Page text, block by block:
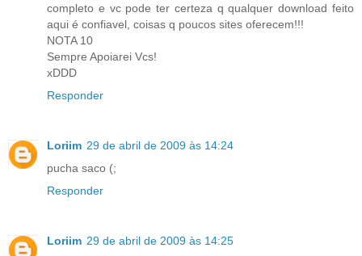
completo e vc pode ter certeza q qualquer download feito
aqui é confiavel, coisas q poucos sites oferecem!!!
NOTA 10
Sempre Apoiarei Vcs!
xDDD
Responder
Loriim 29 de abril de 2009 às 14:24
pucha saco (;
Responder
Loriim 29 de abril de 2009 às 14:25